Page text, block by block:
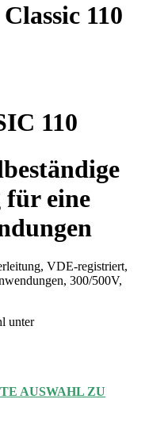
110
110
für eine
VDE-registriert,
300/500V,
unter
AUSWAHL ZU